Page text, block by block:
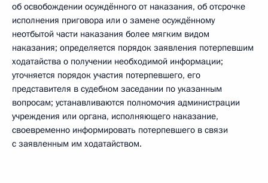
об освобождении осуждённого от наказания, об отсрочке
исполнения приговора или о замене осуждённому
неотбытой части наказания более мягким видом
наказания; определяется порядок заявления потерпевшим
ходатайства о получении необходимой информации;
уточняется порядок участия потерпевшего, его
представителя в судебном заседании по указанным
вопросам; устанавливаются полномочия администрации
учреждения или органа, исполняющего наказание,
своевременно информировать потерпевшего в связи
с заявленным им ходатайством.